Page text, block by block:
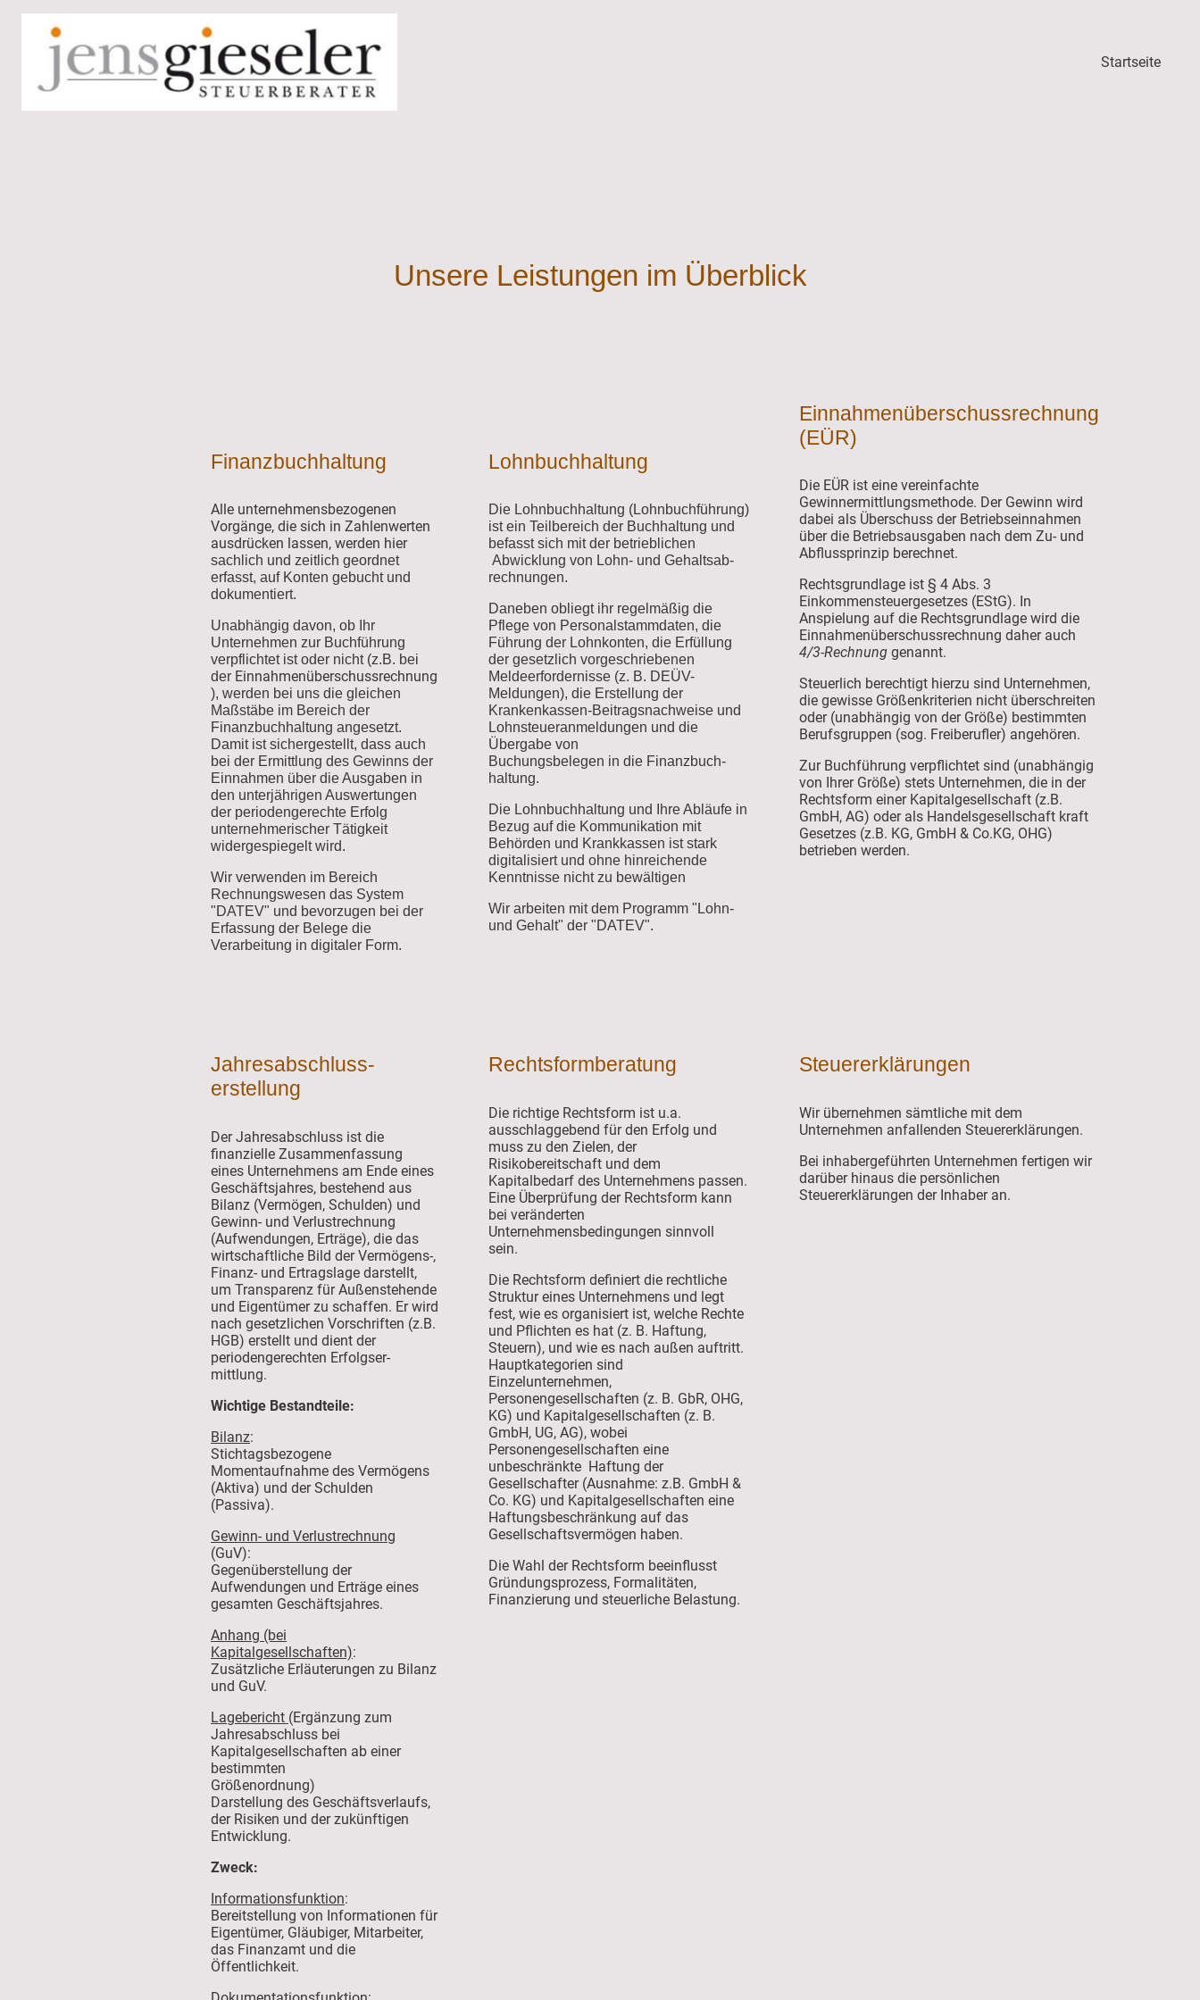
Startseite
Unsere Leistungen im Überblick
Finanzbuchhaltung
Alle unternehmensbezogenen
Vorgänge, die sich in Zahlenwerten
ausdrücken lassen, werden hier
sachlich und zeitlich geordnet
erfasst, auf Konten gebucht und
dokumentiert.
Unabhängig davon, ob Ihr
Unternehmen zur Buchführung
verpflichtet ist oder nicht (z.B. bei
der Einnahmenüberschussrechnung
), werden bei uns die gleichen
Maßstäbe im Bereich der
Finanzbuchhaltung angesetzt.
Damit ist sichergestellt, dass auch
bei der Ermittlung des Gewinns der
Einnahmen über die Ausgaben in
den unterjährigen Auswertungen
der periodengerechte Erfolg
unternehmerischer Tätigkeit
widergespiegelt wird.
Wir verwenden im Bereich
Rechnungswesen das System
"DATEV" und bevorzugen bei der
Erfassung der Belege die
Verarbeitung in digitaler Form.
Lohnbuchhaltung
Die Lohnbuchhaltung (Lohnbuchführung)
ist ein Teilbereich der Buchhaltung und
befasst sich mit der betrieblichen
Abwicklung von Lohn- und Gehaltsab-
rechnungen.
Daneben obliegt ihr regelmäßig die
Pflege von Personalstammdaten, die
Führung der Lohnkonten, die Erfüllung
der gesetzlich vorgeschriebenen
Meldeerfordernisse (z. B. DEÜV-
Meldungen), die Erstellung der
Krankenkassen-Beitragsnachweise und
Lohnsteueranmeldungen und die
Übergabe von
Buchungsbelegen in die Finanzbuch-
haltung.
Die Lohnbuchhaltung und Ihre Abläufe in
Bezug auf die Kommunikation mit
Behörden und Krankkassen ist stark
digitalisiert und ohne hinreichende
Kenntnisse nicht zu bewältigen
Wir arbeiten mit dem Programm "Lohn-
und Gehalt" der "DATEV".
Einnahmenüberschussrechnung
(EÜR)
Die EÜR ist eine vereinfachte
Gewinnermittlungsmethode. Der Gewinn wird
dabei als Überschuss der Betriebseinnahmen
über die Betriebsausgaben nach dem Zu- und
Abflussprinzip berechnet.
Rechtsgrundlage ist § 4 Abs. 3
Einkommensteuergesetzes (EStG). In
Anspielung auf die Rechtsgrundlage wird die
Einnahmenüberschussrechnung daher auch
4/3-Rechnung genannt.
Steuerlich berechtigt hierzu sind Unternehmen,
die gewisse Größenkriterien nicht überschreiten
oder (unabhängig von der Größe) bestimmten
Berufsgruppen (sog. Freiberufler) angehören.
Zur Buchführung verpflichtet sind (unabhängig
von Ihrer Größe) stets Unternehmen, die in der
Rechtsform einer Kapitalgesellschaft (z.B.
GmbH, AG) oder als Handelsgesellschaft kraft
Gesetzes (z.B. KG, GmbH & Co.KG, OHG)
betrieben werden.
Jahresabschluss-
erstellung
Der Jahresabschluss ist die
finanzielle Zusammenfassung
eines Unternehmens am Ende eines
Geschäftsjahres, bestehend aus
Bilanz (Vermögen, Schulden) und
Gewinn- und Verlustrechnung
(Aufwendungen, Erträge), die das
wirtschaftliche Bild der Vermögens-,
Finanz- und Ertragslage darstellt,
um Transparenz für Außenstehende
und Eigentümer zu schaffen. Er wird
nach gesetzlichen Vorschriften (z.B.
HGB) erstellt und dient der
periodengerechten Erfolgser-
mittlung.
Wichtige Bestandteile:
Bilanz:
Stichtagsbezogene
Momentaufnahme des Vermögens
(Aktiva) und der Schulden
(Passiva).
Gewinn- und Verlustrechnung
(GuV):
Gegenüberstellung der
Aufwendungen und Erträge eines
gesamten Geschäftsjahres.
Anhang (bei
Kapitalgesellschaften):
Zusätzliche Erläuterungen zu Bilanz
und GuV.
Lagebericht (Ergänzung zum
Jahresabschluss bei
Kapitalgesellschaften ab einer
bestimmten
Größenordnung)
Darstellung des Geschäftsverlaufs,
der Risiken und der zukünftigen
Entwicklung.
Zweck:
Informationsfunktion:
Bereitstellung von Informationen für
Eigentümer, Gläubiger, Mitarbeiter,
das Finanzamt und die
Öffentlichkeit.
Rechtsformberatung
Die richtige Rechtsform ist u.a.
ausschlaggebend für den Erfolg und
muss zu den Zielen, der
Risikobereitschaft und dem
Kapitalbedarf des Unternehmens passen.
Eine Überprüfung der Rechtsform kann
bei veränderten
Unternehmensbedingungen sinnvoll
sein.
Die Rechtsform definiert die rechtliche
Struktur eines Unternehmens und legt
fest, wie es organisiert ist, welche Rechte
und Pflichten es hat (z. B. Haftung,
Steuern), und wie es nach außen auftritt.
Hauptkategorien sind
Einzelunternehmen,
Personengesellschaften (z. B. GbR, OHG,
KG) und Kapitalgesellschaften (z. B.
GmbH, UG, AG), wobei
Personengesellschaften eine
unbeschränkte Haftung der
Gesellschafter (Ausnahme: z.B. GmbH &
Co. KG) und Kapitalgesellschaften eine
Haftungsbeschränkung auf das
Gesellschaftsvermögen haben.
Die Wahl der Rechtsform beeinflusst
Gründungsprozess, Formalitäten,
Finanzierung und steuerliche Belastung.
Steuererklärungen
Wir übernehmen sämtliche mit dem
Unternehmen anfallenden Steuererklärungen.
Bei inhabergeführten Unternehmen fertigen wir
darüber hinaus die persönlichen
Steuererklärungen der Inhaber an.